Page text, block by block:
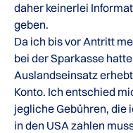
daher keinerlei
geben.
Da ich bis vor Antritt
bei der Sparkasse
Auslandseinsatz
Konto. Ich entschied
jegliche Gebühren, die
in den USA zahlen